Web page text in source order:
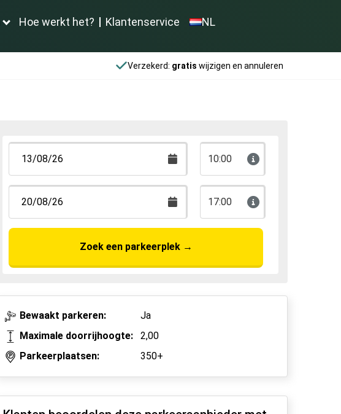
Hoe werkt het? Klantenservice NL
Verzekerd: gratis wijzigen en annuleren
10:00
17:00
Zoek een parkeerplek→
Bewaakt parkeren:
Ja
Maximale doorrijhoogte:
2,00
Parkeerplaatsen:
350+